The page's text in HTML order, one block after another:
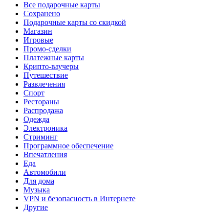
Все подарочные карты
Сохранено
Подарочные карты со скидкой
Магазин
Игровые
Промо-сделки
Платежные карты
Крипто-ваучеры
Путешествие
Развлечения
Спорт
Рестораны
Распродажа
Одежда
Электроника
Стриминг
Программное обеспечение
Впечатления
Еда
Автомобили
Для дома
Музыка
VPN и безопасность в Интернете
Другие